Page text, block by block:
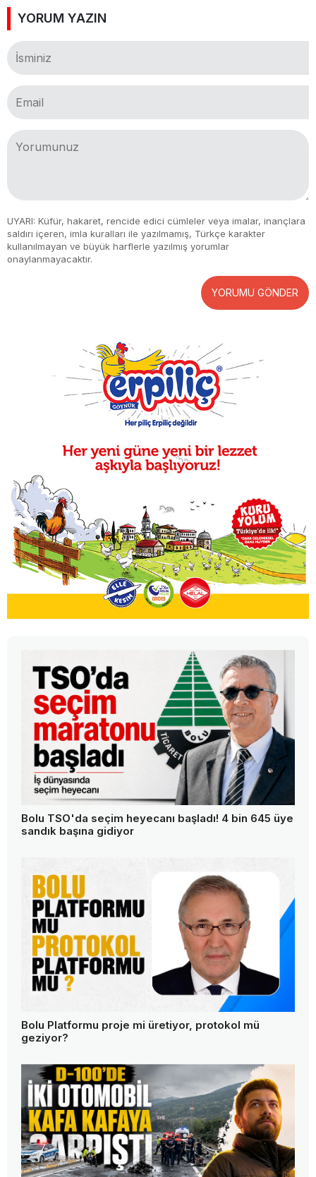
YORUM YAZIN
UYARI: Küfür, hakaret, rencide edici cümleler veya imalar, inançlara
saldırı içeren, imla kuralları ile yazılmamış, Türkçe karakter
kullanılmayan ve büyük harflerle yazılmış yorumlar
onaylanmayacaktır.
YORUMU GÖNDER
Bolu TSO'da seçim heyecanı başladı! 4 bin 645 üye
sandık başına gidiyor
Bolu Platformu proje mi üretiyor, protokol mü
geziyor?